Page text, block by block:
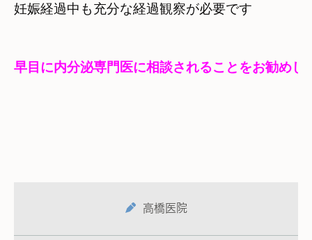
妊娠経過中も充分な経過観察が必要です
早目に内分泌専門医に相談されることをお勧めし
高橋医院